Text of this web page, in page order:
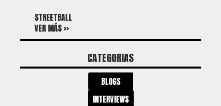
STREETBALL
VER MÁS »
CATEGORIAS
BLOGS
INTERVIEWS